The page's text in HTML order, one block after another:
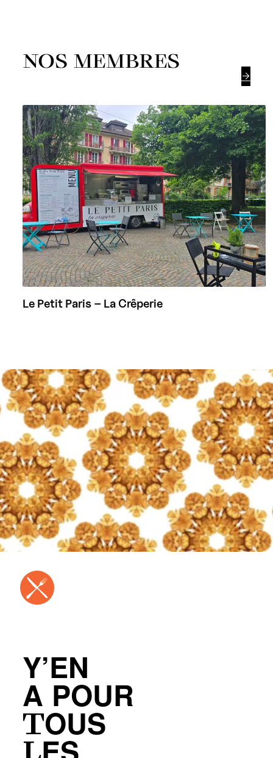
NOS MEMBRES

Le Petit Paris – La Crêperie
Y’EN
A POUR
TOUS